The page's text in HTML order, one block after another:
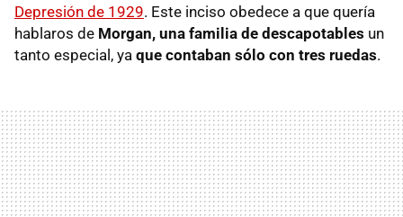
Depresión de 1929. Este inciso obedece a que quería
hablaros de Morgan, una familia de descapotables un
tanto especial, ya que contaban sólo con tres ruedas.